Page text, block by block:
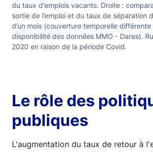
du taux d'emplois vacants. Droite :
sortie de l’emploi et du taux de séparation
d’un mois (couverture temporelle différente
disponibilité des données MMO - Dares).
2020 en raison de la période Covid.
Le rôle des
publiques
L'augmentation du taux de retour à